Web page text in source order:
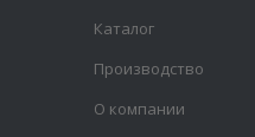
Каталог
Производство
О компании